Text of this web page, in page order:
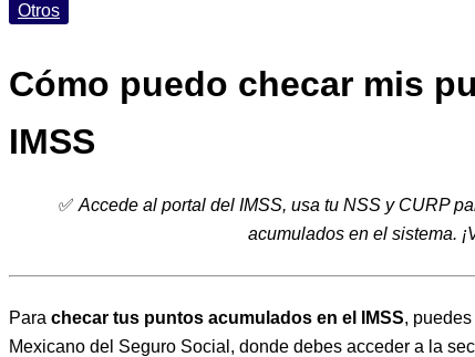
Otros
Cómo puedo checar mis
IMSS
✅ Accede al portal del IMSS, usa tu NSS y CURP
acumulados en el sistema.
Para checar tus puntos acumulados en el IMSS,
Mexicano del Seguro Social, donde debes acceder a la